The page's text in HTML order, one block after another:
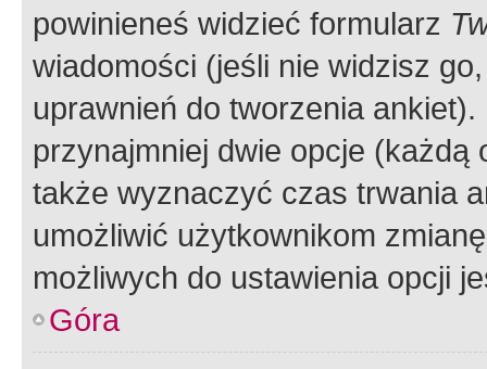
powinieneś widzieć formularz
wiadomości (jeśli nie widzisz
uprawnień do tworzenia
przynajmniej dwie opcje
także wyznaczyć czas trwania
umożliwić użytkownikom
możliwych do ustawienia opcji
Góra